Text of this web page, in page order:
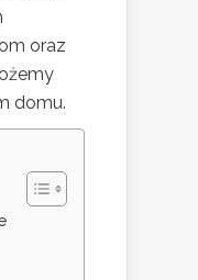
oraz
domu.